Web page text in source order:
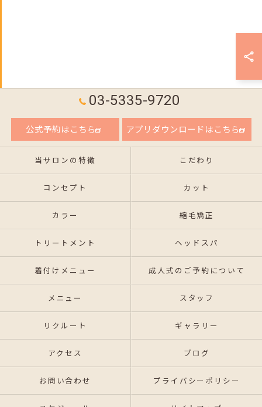
03-5335-9720
公式予約はこちら アプリダウンロードはこちら
当サロンの特徴 こだわり
コンセプト カット
カラー 縮毛矯正
トリートメント ヘッドスパ
着付けメニュー 成人式のご予約について
メニュー スタッフ
リクルート ギャラリー
アクセス ブログ
お問い合わせ プライバシーポリシー